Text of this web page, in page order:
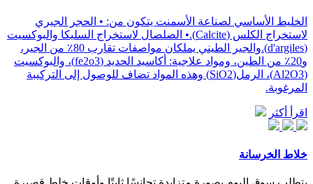
الخليط الأساسي لصناعة الأسمنت يتكون من: • الحجر الجيري
لاستخراج الكلس (Calcite).• الصلصال لاستخراج السليكا والبوكسيت
(d'argiles).والجير الطيني يملكان مواصفات تقارب 80٪ من الجير،
و20٪ من الطين، ومواد علاجية: أكاسيد الحديد (fe2o3)، والبوكسيت
(Al2O3)، الرمل(SiO2) وهذه المواد تضاف للوصول إلى التركيبة
المرغوبة.
اقرأ أكثر
خلاط الخرسانة